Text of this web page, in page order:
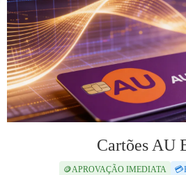
Cartões AU
🪙APROVAÇÃO IMEDIATA